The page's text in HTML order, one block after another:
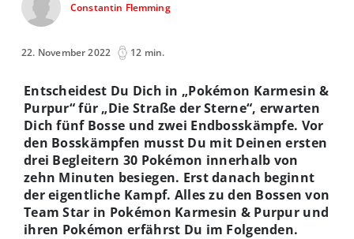
Constantin Flemming
22. November 2022 12 min.
Entscheidest Du Dich in „Pokémon Karmesin &
Purpur“ für „Die Straße der Sterne“, erwarten
Dich fünf Bosse und zwei Endbosskämpfe. Vor
den Bosskämpfen musst Du mit Deinen ersten
drei Begleitern 30 Pokémon innerhalb von
zehn Minuten besiegen. Erst danach beginnt
der eigentliche Kampf. Alles zu den Bossen von
Team Star in Pokémon Karmesin & Purpur und
ihren Pokémon erfährst Du im Folgenden.